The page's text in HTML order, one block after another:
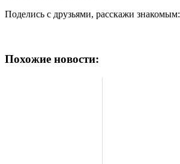
Поделись с друзьями, расскажи знакомым:
Похожие новости: